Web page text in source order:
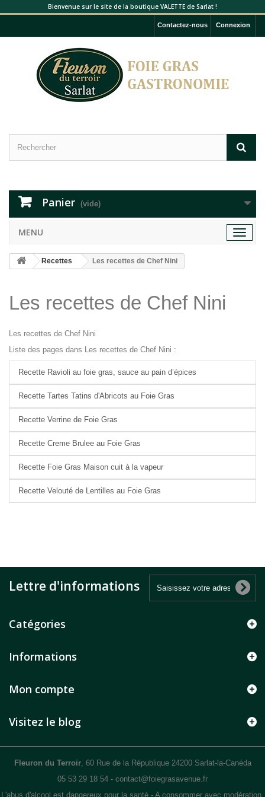
Bienvenue sur le site de la boutique VALETTE de Sarlat !
Connexion
Contactez-nous
Panier (vide)
Toggle
MENU
Recettes Les recettes de Chef Nini
Les recettes de Chef Nini
Les recettes de Chef Nini
Liste des pages dans Les recettes de Chef Nini :
Recette Ravioli au foie gras, sauce au pain d’épices
Recette Tartes Tatins d'Abricots au Foie Gras
Recette Verrine de Foie Gras
Recette Creme Brulee au Foie Gras
Recette Foie Gras Maison cuit à la vapeur
Recette Velouté de Lentilles au Foie Gras
Lettre d'informations
Catégories
Informations
Mon compte
Visitez le blog
Fleuron du Terroir, 60 Rue de la République 24200 Sarlat-la-Canéda
05 53 29 18 54 - contact@foiegrasavenue.fr
L'abus d'alcool est dangereux pour la santé - A consommer avec modération.